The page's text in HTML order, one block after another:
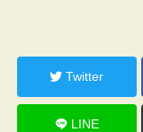
Twitter
LINE